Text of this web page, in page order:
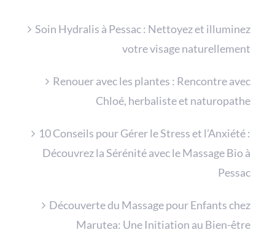
Soin Hydralis à Pessac : Nettoyez et illuminez
votre visage naturellement
Renouer avec les plantes : Rencontre avec
Chloé, herbaliste et naturopathe
10 Conseils pour Gérer le Stress et l’Anxiété :
Découvrez la Sérénité avec le Massage Bio à
Pessac
Découverte du Massage pour Enfants chez
Marutea: Une Initiation au Bien-être